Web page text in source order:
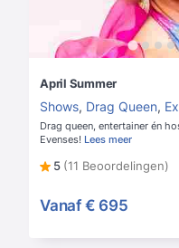
April Summer
Shows, Drag Queen,
Drag queen, entertainer én
Evenses! Lees meer
5 (11 Beoordelingen)
Vanaf € 695